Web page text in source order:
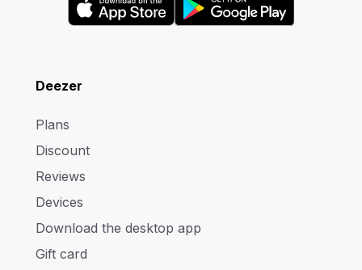
Deezer
Plans
Discount
Reviews
Devices
Download the desktop app
Gift card